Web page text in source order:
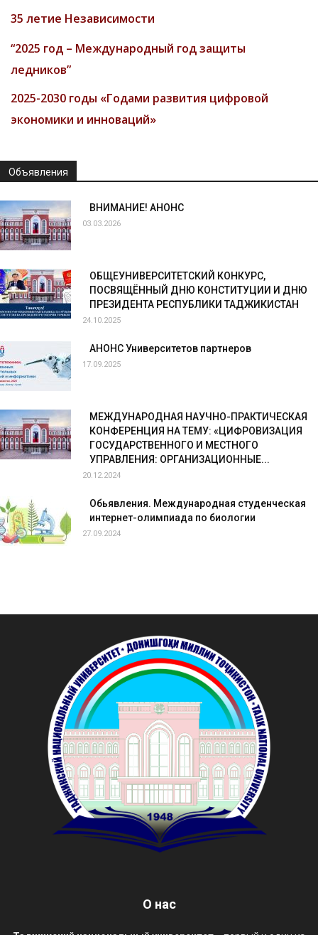
35 летие Независимости
“2025 год – Международный год защиты
ледников”
2025-2030 годы «Годами развития цифровой
экономики и инноваций»
Объявления
ВНИМАНИЕ! АНОНС
03.03.2026
ОБЩЕУНИВЕРСИТЕТСКИЙ КОНКУРС,
ПОСВЯЩЁННЫЙ ДНЮ КОНСТИТУЦИИ И ДНЮ
ПРЕЗИДЕНТА РЕСПУБЛИКИ ТАДЖИКИСТАН
24.10.2025
АНОНС Университетов партнеров
17.09.2025
МЕЖДУНАРОДНАЯ НАУЧНО-ПРАКТИЧЕСКАЯ
КОНФЕРЕНЦИЯ НА ТЕМУ: «ЦИФРОВИЗАЦИЯ
ГОСУДАРСТВЕННОГО И МЕСТНОГО
УПРАВЛЕНИЯ: ОРГАНИЗАЦИОННЫЕ...
20.12.2024
Обьявления. Международная студенческая
интернет-олимпиада по биологии
27.09.2024
О нас